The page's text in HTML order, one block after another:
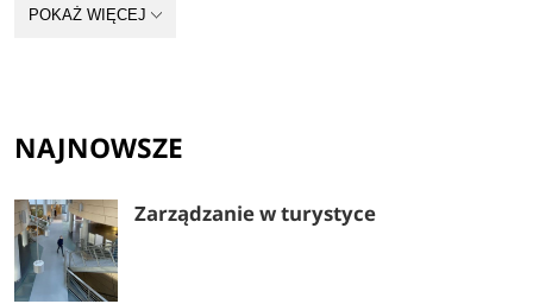
Bydgoszcz
Bydgoska Szkoła Wyższa
Politechnika Bydgoska
POKAŻ WIĘCEJ
NAJNOWSZE
Zarządzanie w turystyce